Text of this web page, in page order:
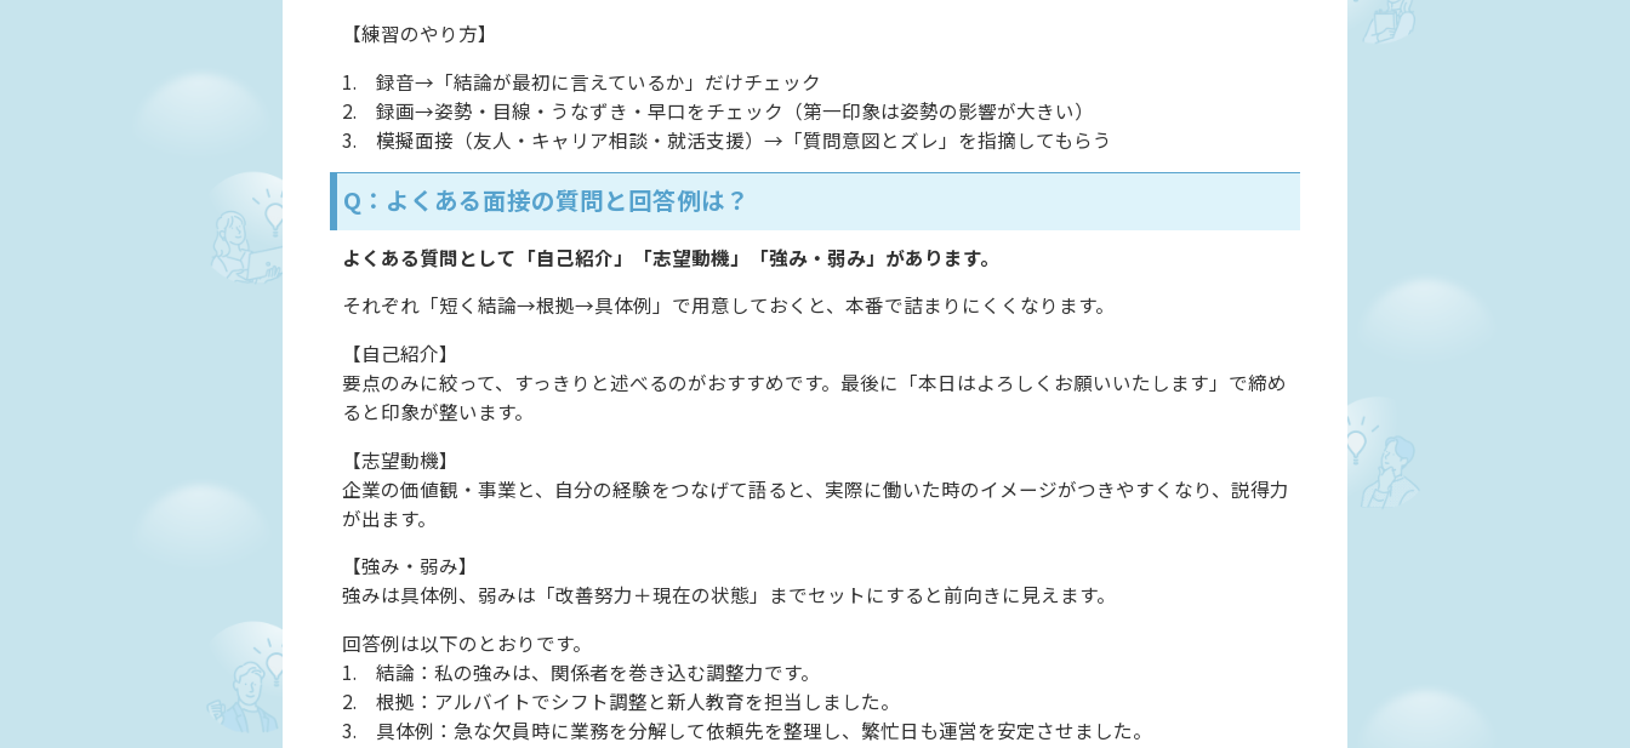
【練習のやり方】
1. 録音→「結論が最初に言えているか」だけチェック
2. 録画→姿勢・目線・うなずき・早口をチェック（第一印象は姿勢の影響が大きい）
3. 模擬面接（友人・キャリア相談・就活支援）→「質問意図とズレ」を指摘してもらう
Q：よくある面接の質問と回答例は？
よくある質問として「自己紹介」「志望動機」「強み・弱み」があります。
それぞれ「短く結論→根拠→具体例」で用意しておくと、本番で詰まりにくくなります。
【自己紹介】
要点のみに絞って、すっきりと述べるのがおすすめです。最後に「本日はよろしくお願いいたします」で締め
ると印象が整います。
【志望動機】
企業の価値観・事業と、自分の経験をつなげて語ると、実際に働いた時のイメージがつきやすくなり、説得力
が出ます。
【強み・弱み】
強みは具体例、弱みは「改善努力＋現在の状態」までセットにすると前向きに見えます。
回答例は以下のとおりです。
1. 結論：私の強みは、関係者を巻き込む調整力です。
2. 根拠：アルバイトでシフト調整と新人教育を担当しました。
3. 具体例：急な欠員時に業務を分解して依頼先を整理し、繁忙日も運営を安定させました。